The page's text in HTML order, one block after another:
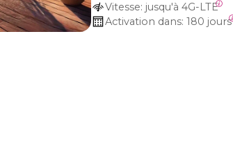
Vitesse: jusqu'à 4G-LTE
Activation dans: 180 jours